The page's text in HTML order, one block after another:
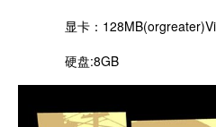
显卡：
硬盘:8GB